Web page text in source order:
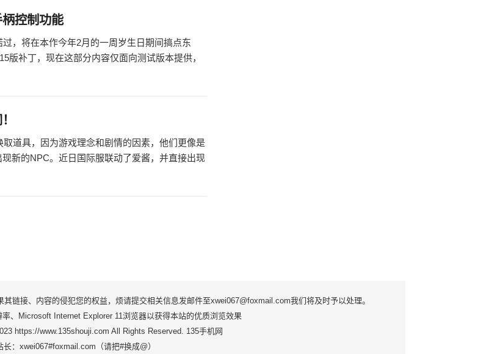
控制功能
，将在本作今年2月的一周岁生日期间搞点东
版补丁，现在这部分内容仅面向测试版本提供，
道具，因为游戏理念和剧情的因素，他们更像是
新的NPC。近日国际服联动了爱酱，并直接出现
链接、内容的侵犯您的权益，烦请提交相关信息发邮件至xwei067@foxmail.com我们将及时予以处理。
、Microsoft Internet Explorer 11浏览器以获得本站的优质浏览效果
https://www.135shouji.com All Rights Reserved. 135手机网
长：xwei067#foxmail.com（请把#换成@）